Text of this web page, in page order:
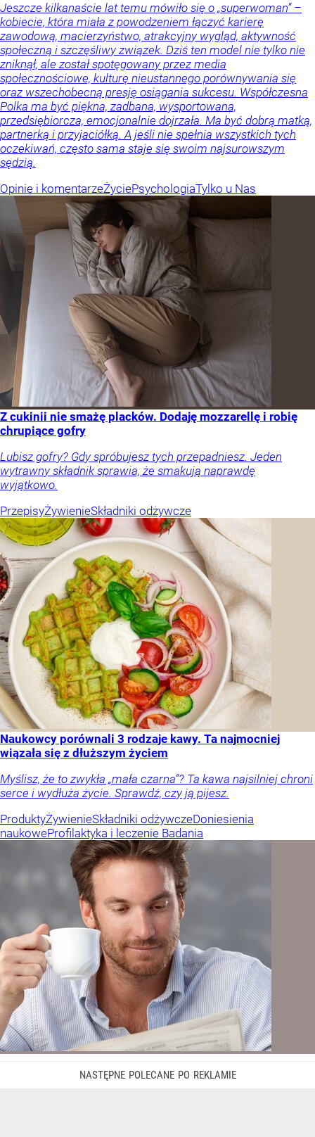
Jeszcze kilkanaście lat temu mówiło się o „superwoman” –
kobiecie, która miała z powodzeniem łączyć karierę
zawodową, macierzyństwo, atrakcyjny wygląd, aktywność
społeczną i szczęśliwy związek. Dziś ten model nie tylko nie
zniknął, ale został spotęgowany przez media
społecznościowe, kulturę nieustannego porównywania się
oraz wszechobecną presję osiągania sukcesu. Współczesna
Polka ma być piękna, zadbana, wysportowana,
przedsiębiorcza, emocjonalnie dojrzała. Ma być dobrą matką,
partnerką i przyjaciółką. A jeśli nie spełnia wszystkich tych
oczekiwań, często sama staje się swoim najsurowszym
sędzią.
Opinie i komentarzeŻyciePsychologiaTylko u Nas
Z cukinii nie smażę placków. Dodaję mozzarellę i robię
chrupiące gofry
Lubisz gofry? Gdy spróbujesz tych przepadniesz. Jeden
wytrawny składnik sprawia, że smakują naprawdę
wyjątkowo.
PrzepisyŻywienieSkładniki odżywcze
Naukowcy porównali 3 rodzaje kawy. Ta najmocniej
wiązała się z dłuższym życiem
Myślisz, że to zwykła „mała czarna”? Ta kawa najsilniej chroni
serce i wydłuża życie. Sprawdź, czy ją pijesz.
ProduktyŻywienieSkładniki odżywczeDoniesienia
naukoweProfilaktyka i leczenie Badania